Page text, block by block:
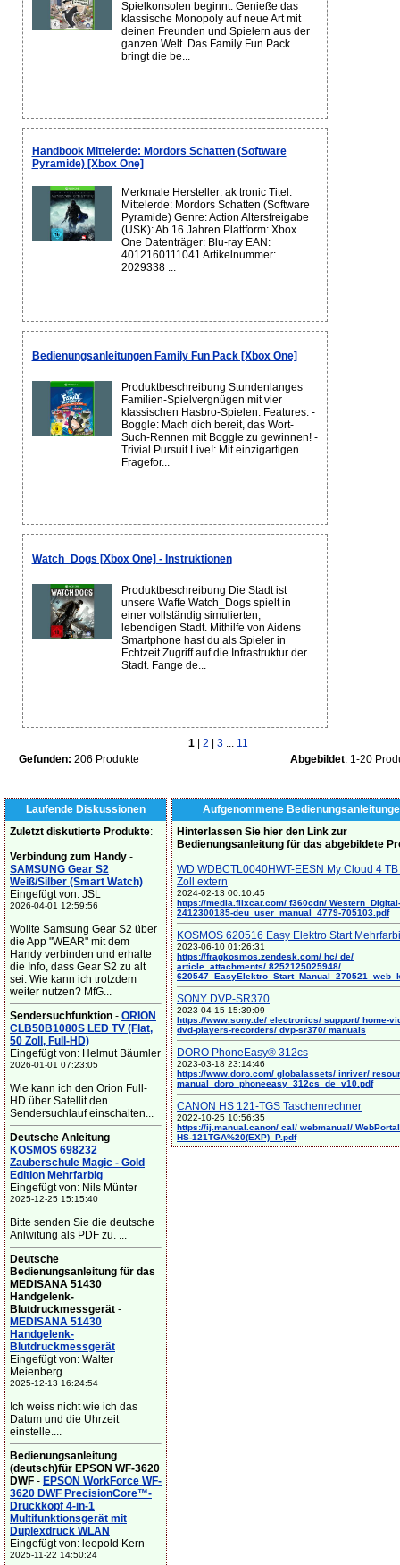
Spielkonsolen beginnt. Genieße das
klassische Monopoly auf neue Art mit
deinen Freunden und Spielern aus der
ganzen Welt. Das Family Fun Pack
bringt die be...
Handbook Mittelerde: Mordors Schatten (Software
Pyramide) [Xbox One]
Merkmale Hersteller: ak tronic Titel:
Mittelerde: Mordors Schatten (Software
Pyramide) Genre: Action Altersfreigabe
(USK): Ab 16 Jahren Plattform: Xbox
One Datenträger: Blu-ray EAN:
4012160111041 Artikelnummer:
2029338 ...
Bedienungsanleitungen Family Fun Pack [Xbox One]
Produktbeschreibung Stundenlanges
Familien-Spielvergnügen mit vier
klassischen Hasbro-Spielen. Features: -
Boggle: Mach dich bereit, das Wort-
Such-Rennen mit Boggle zu gewinnen! -
Trivial Pursuit Live!: Mit einzigartigen
Fragefor...
Watch_Dogs [Xbox One] - Instruktionen
Produktbeschreibung Die Stadt ist
unsere Waffe Watch_Dogs spielt in
einer vollständig simulierten,
lebendigen Stadt. Mithilfe von Aidens
Smartphone hast du als Spieler in
Echtzeit Zugriff auf die Infrastruktur der
Stadt. Fange de...
1 2 3 ... 11
Gefunden: 206 Produkte Abgebildet: 1-20
Laufende Diskussionen
Zuletzt diskutierte Produkte:
Verbindung zum Handy -
SAMSUNG Gear S2
Weiß/Silber (Smart Watch)
Eingefügt von: JSL
2026-04-01 12:59:56
Wollte Samsung Gear S2 über
die App "WEAR" mit dem
Handy verbinden und erhalte
die Info, dass Gear S2 zu alt
sei. Wie kann ich trotzdem
weiter nutzen? MfG...
Sendersuchfunktion - ORION
CLB50B1080S LED TV (Flat,
50 Zoll, Full-HD)
Eingefügt von: Helmut Bäumler
2026-01-01 07:23:05
Wie kann ich den Orion Full-
HD über Satellit den
Sendersuchlauf einschalten...
Deutsche Anleitung -
KOSMOS 698232
Zauberschule Magic - Gold
Edition Mehrfarbig
Eingefügt von: Nils Münter
2025-12-25 15:15:40
Bitte senden Sie die deutsche
Anlwitung als PDF zu. ...
Deutsche
Bedienungsanleitung für das
MEDISANA 51430
Handgelenk-
Blutdruckmessgerät -
MEDISANA 51430
Handgelenk-
Blutdruckmessgerät
Eingefügt von: Walter
Meienberg
2025-12-13 16:24:54
Ich weiss nicht wie ich das
Datum und die Uhrzeit
einstelle....
Bedienungsanleitung
(deutsch)für EPSON WF-3620
DWF - EPSON WorkForce WF-
3620 DWF PrecisionCore™-
Druckkopf 4-in-1
Multifunktionsgerät mit
Duplexdruck WLAN
Eingefügt von: leopold Kern
2025-11-22 14:50:24
Aufgenommene
Hinterlassen Sie hier den Link zur
Bedienungsanleitung für das abgebildete
WD WDBCTL0040HWT-EESN My Cloud 4
Zoll extern
2024-02-13 00:10:45
https://media.flixcar.com/ f360cdn/ Western_Digital-
2412300185-deu_user_manual_4779-705103.pdf
KOSMOS 620516 Easy Elektro Start
2023-06-10 01:26:31
https://fragkosmos.zendesk.com/ hc/ de/
article_attachments/ 8252125025948/
SONY DVP-SR370
2023-04-15 15:39:09
https://www.sony.de/ electronics/ support/ home-
dvd-players-recorders/ dvp-sr370/ manuals
DORO PhoneEasy® 312cs
2023-03-18 23:14:46
https://www.doro.com/ globalassets/ inriver/
manual_doro_phoneeasy_312cs_de_v10.pdf
CANON HS 121-TGS Taschenrechner
2022-10-25 10:56:35
https://ij.manual.canon/ cal/ webmanual/
HS-121TGA%20(EXP)_P.pdf